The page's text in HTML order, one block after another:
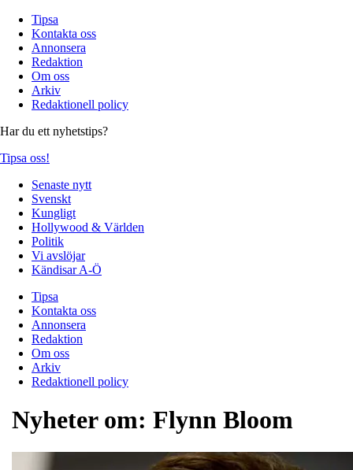
Tipsa
Kontakta oss
Annonsera
Redaktion
Om oss
Arkiv
Redaktionell policy
Har du ett nyhetstips?
Tipsa oss!
Senaste nytt
Svenskt
Kungligt
Hollywood & Världen
Politik
Vi avslöjar
Kändisar A-Ö
Tipsa
Kontakta oss
Annonsera
Redaktion
Om oss
Arkiv
Redaktionell policy
Nyheter om: Flynn Bloom